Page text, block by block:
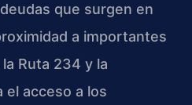
que surgen en
a importantes
Ruta 234 y la
acceso a los